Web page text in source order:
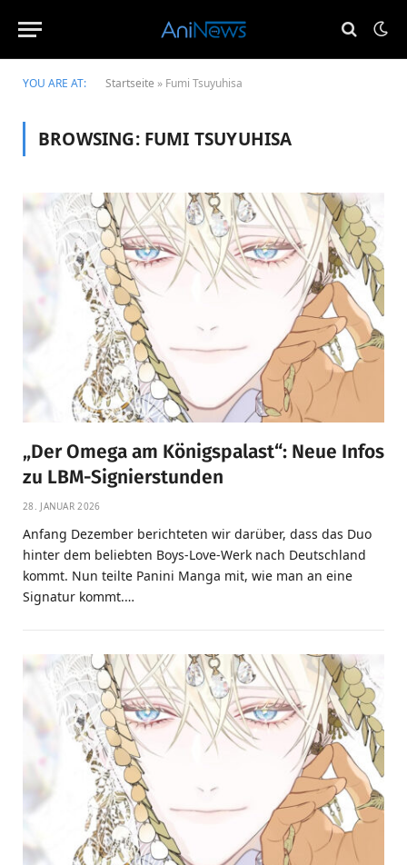
YOU ARE AT: Startseite » Fumi Tsuyuhisa
BROWSING: FUMI TSUYUHISA
„Der Omega am Königspalast“: Neue Infos
zu LBM-Signierstunden
28. JANUAR 2026
Anfang Dezember berichteten wir darüber, dass das Duo
hinter dem beliebten Boys-Love-Werk nach Deutschland
kommt. Nun teilte Panini Manga mit, wie man an eine
Signatur kommt.…